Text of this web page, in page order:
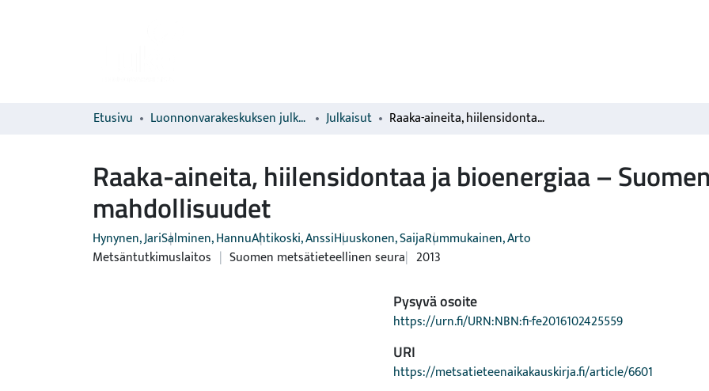
Etusivu Luonnonvarakeskuksen julkaisut Julkaisut Raaka-aineita, hiilensidontaa ja bioenergiaa – Suomen metsien monet mahdollisuudet
Raaka-aineita, hiilensidontaa ja bioenergiaa –
mahdollisuudet
Hynynen, JariSalminen, HannuAhtikoski, AnssiHuuskonen, SaijaRummukainen, Arto
Metsäntutkimuslaitos | Suomen metsätieteellinen seura 2013
Pysyvä osoite
https://urn.fi/URN:NBN:fi-fe2016102425559
URI
https://metsatieteenaikakauskirja.fi/article/6601